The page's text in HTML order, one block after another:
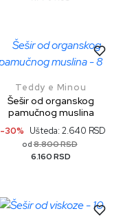
Teddy e Minou
Šešir od organskog
pamučnog muslina
-30% Ušteda: 2.640 RSD
od8.800 RSD
6.160 RSD